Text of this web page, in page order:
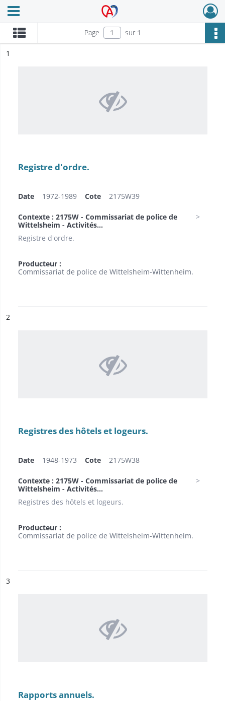
Archives Alsace - Colmar
Ouvrir le menu déroulant
Page sur 1
n°
1
Registre d'ordre.
Date 1972-1989 Cote 2175W39
Contexte : 2175W - Commissariat de police de
Wittelsheim - Activités...
Registre d'ordre.
Producteur :
Commissariat de police de Wittelsheim-Wittenheim.
n°
2
Registres des hôtels et logeurs.
Date 1948-1973 Cote 2175W38
Contexte : 2175W - Commissariat de police de
Wittelsheim - Activités...
Registres des hôtels et logeurs.
Producteur :
Commissariat de police de Wittelsheim-Wittenheim.
n°
3
Rapports annuels.